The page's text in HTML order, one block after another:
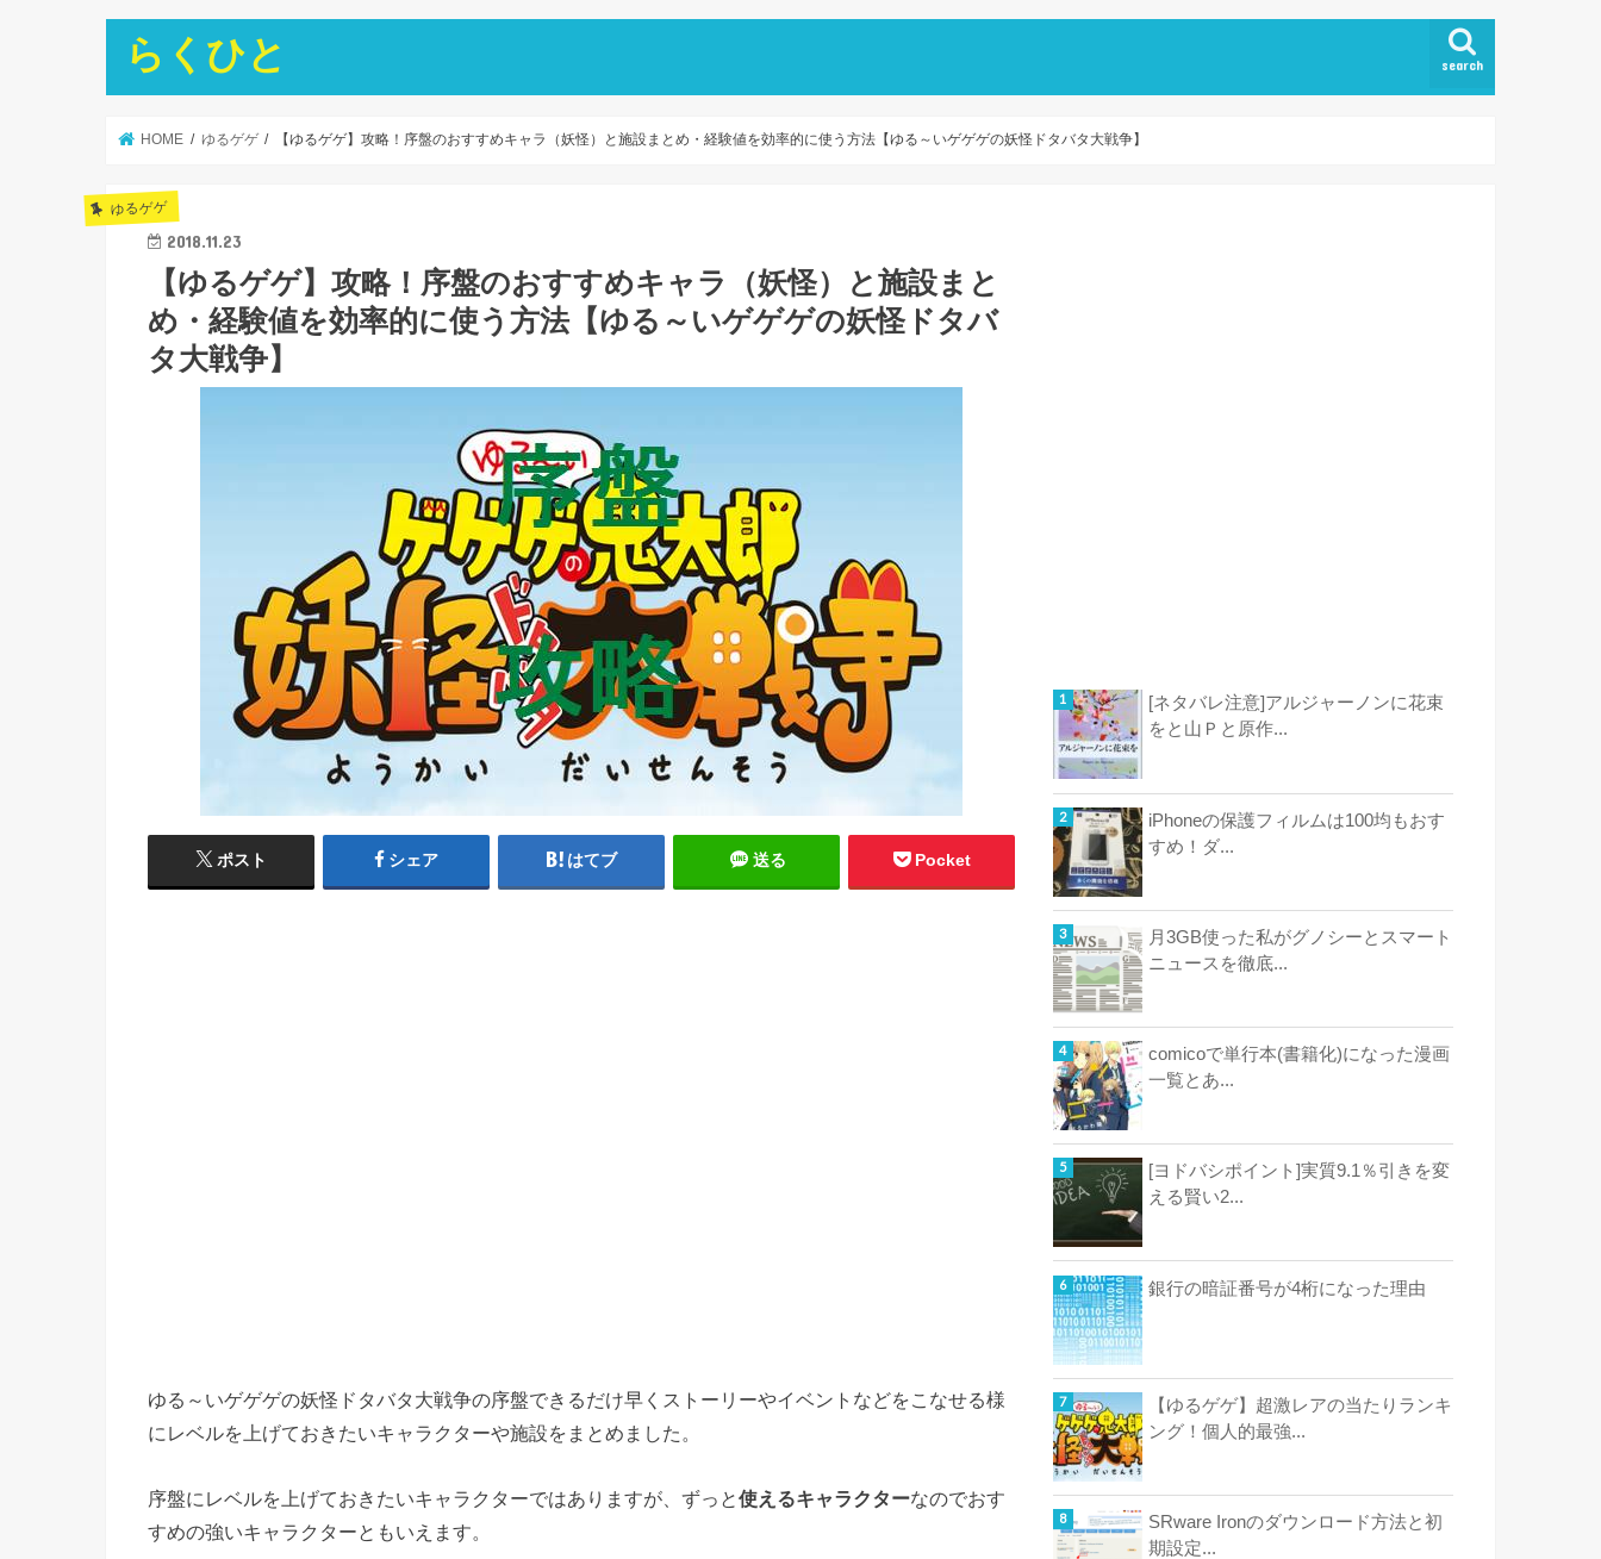
らくひと search
HOME ゆるゲゲ 【ゆるゲゲ】攻略！序盤のおすすめキャラ（妖怪）と施設まとめ・経験値を効率的に使う方法【ゆる～いゲゲゲの妖怪ドタバタ大戦争】
ゆるゲゲ
2018.11.23
【ゆるゲゲ】攻略！序盤のおすすめキャラ（妖怪）と施設まと
め・経験値を効率的に使う方法【ゆる～いゲゲゲの妖怪ドタバ
タ大戦争】
ポスト シェア はてブ 送る Pocket
ゆる～いゲゲゲの妖怪ドタバタ大戦争の序盤できるだけ早くストーリーやイベントなどをこなせる様
にレベルを上げておきたいキャラクターや施設をまとめました。
序盤にレベルを上げておきたいキャラクターではありますが、ずっと使えるキャラクターなのでおす
すめの強いキャラクターともいえます。
[ネタバレ注意]アルジャーノンに花束
をと山Ｐと原作...
iPhoneの保護フィルムは100均もおす
すめ！ダ...
月3GB使った私がグノシーとスマート
ニュースを徹底...
comicoで単行本(書籍化)になった漫画
一覧とあ...
[ヨドバシポイント]実質9.1％引きを変
える賢い2...
銀行の暗証番号が4桁になった理由
【ゆるゲゲ】超激レアの当たりランキ
ング！個人的最強...
SRware Ironのダウンロード方法と初
期設定...